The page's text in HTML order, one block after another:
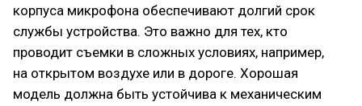
корпуса микрофона обеспечивают долгий срок
службы устройства. Это важно для тех, кто
проводит съемки в сложных условиях, например,
на открытом воздухе или в дороге. Хорошая
модель должна быть устойчива к механическим